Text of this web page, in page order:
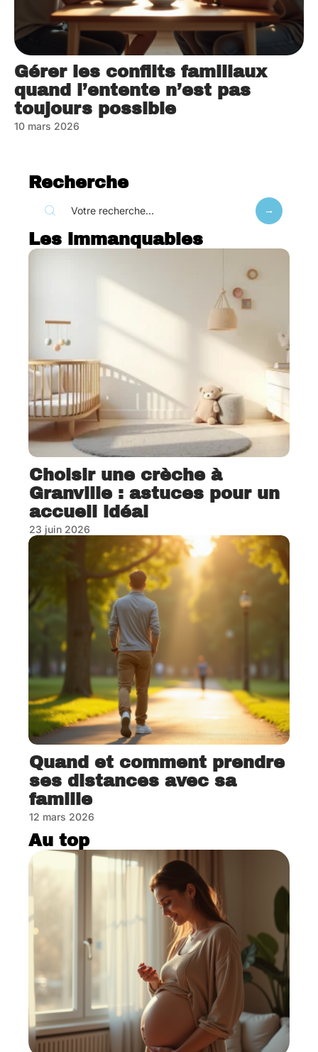
Gérer les conflits familiaux
quand l’entente n’est pas
toujours possible
10 mars 2026
Recherche
Les immanquables
Choisir une crèche à
Granville : astuces pour un
accueil idéal
23 juin 2026
Quand et comment prendre
ses distances avec sa
famille
12 mars 2026
Au top